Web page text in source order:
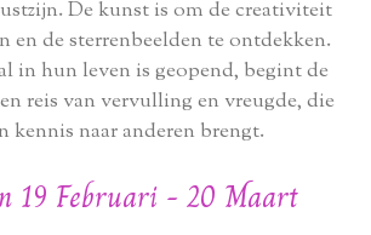
De kunst is om de creativiteit
en de sterrenbeelden te ontdekken.
in hun leven is geopend, begint de
reis van vervulling en vreugde, die
kennis naar anderen brengt.
19 Februari - 20 Maart